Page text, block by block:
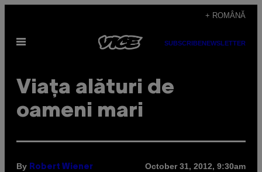
content
+ ROMÂNĂ
Open
SUBSCRIBENEWSLETTER
Viața alături de
oameni mari
By Robert Wiener October 31, 2012, 9:30am